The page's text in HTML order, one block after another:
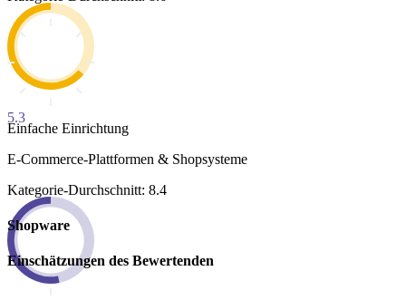
5.3
Einfache Einrichtung
E-Commerce-Plattformen & Shopsysteme
Kategorie-Durchschnitt: 8.4
Shopware
Einschätzungen des Bewertenden